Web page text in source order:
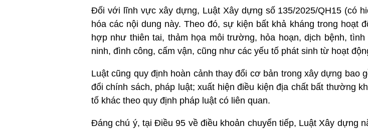
Đối với lĩnh vực xây dựng, Luật Xây dựng số 135/2025/QH15 (có
hóa các nội dung này. Theo đó, sự kiện bất khả kháng trong hoạt
hợp như thiên tai, thảm họa môi trường, hỏa hoạn, dịch bệnh,
ninh, đình công, cấm vận, cũng như các yếu tố phát sinh từ hoạt
Luật cũng quy định hoàn cảnh thay đổi cơ bản trong xây dựng bao
đổi chính sách, pháp luật; xuất hiện điều kiện địa chất bất thường
tố khác theo quy định pháp luật có liên quan.
Đáng chú ý, tại Điều 95 về điều khoản chuyển tiếp, Luật Xây dựng